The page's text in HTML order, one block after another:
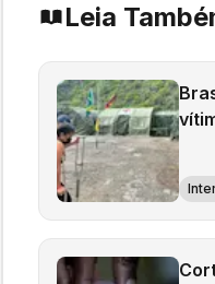
Leia